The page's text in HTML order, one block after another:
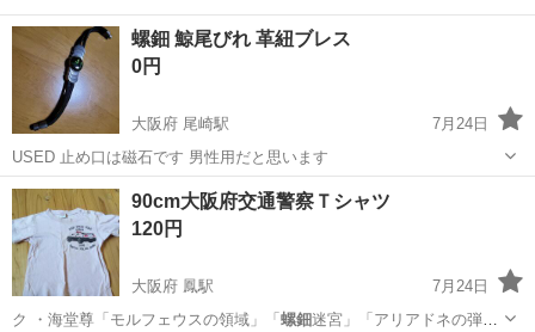
螺鈿 鯨尾びれ 革紐ブレス
0円
大阪府 尾崎駅
7月24日
USED 止め口は磁石です 男性用だと思います
大阪 阪南市 尾崎駅 その他 螺鈿
90cm大阪府交通警察Ｔシャツ
120円
大阪府 鳳駅
7月24日
ク ・海堂尊「モルフェウスの領域」「螺鈿迷宮」「アリアドネの弾丸